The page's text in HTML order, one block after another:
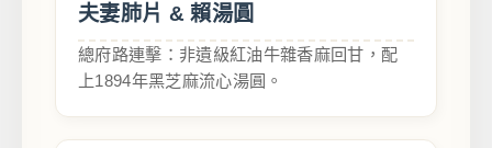
夫妻肺片 & 賴湯圓
總府路連擊：非遺級紅油牛雜香麻回甘，配
上1894年黑芝麻流心湯圓。